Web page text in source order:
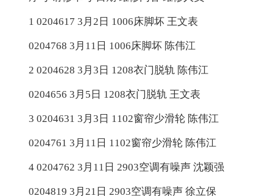
1 0204617 3月2日 1006床脚坏 王文表
0204768 3月11日 1006床脚坏 陈伟江
2 0204628 3月3日 1208衣门脱轨 陈伟江
0204656 3月5日 1208衣门脱轨 王文表
3 0204631 3月3日 1102窗帘少滑轮 陈伟江
0204761 3月11日 1102窗帘少滑轮 陈伟江
4 0204762 3月11日 2903空调有噪声 沈颖强
0204819 3月21日 2903空调有噪声 徐立保